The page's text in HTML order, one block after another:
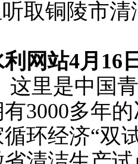
取铜陵市
网站4月16
这里是中国
3000多年
环经济“双